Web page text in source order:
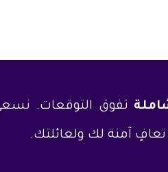
تفوق التوقعات.
آمنة لك ولعائلتك.